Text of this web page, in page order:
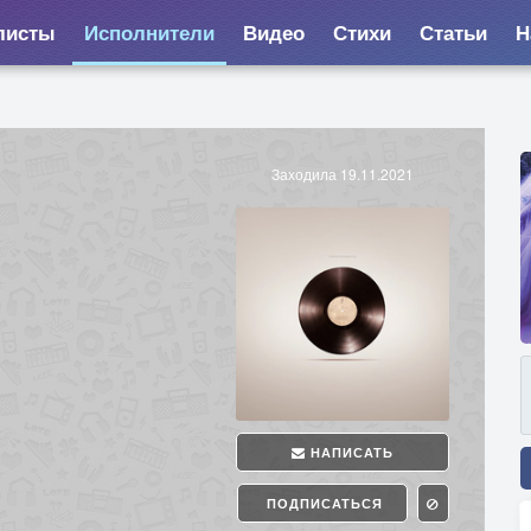
Исполнители Видео Стихи Статьи
Заходила 19.11.2021
НАПИСАТЬ
ПОДПИСАТЬСЯ